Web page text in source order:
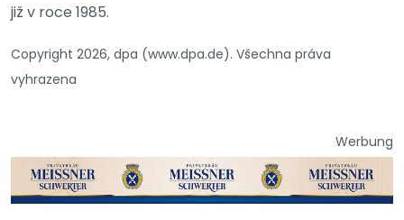
již v roce 1985.
Copyright 2026, dpa (www.dpa.de). Všechna práva
vyhrazena
Werbung